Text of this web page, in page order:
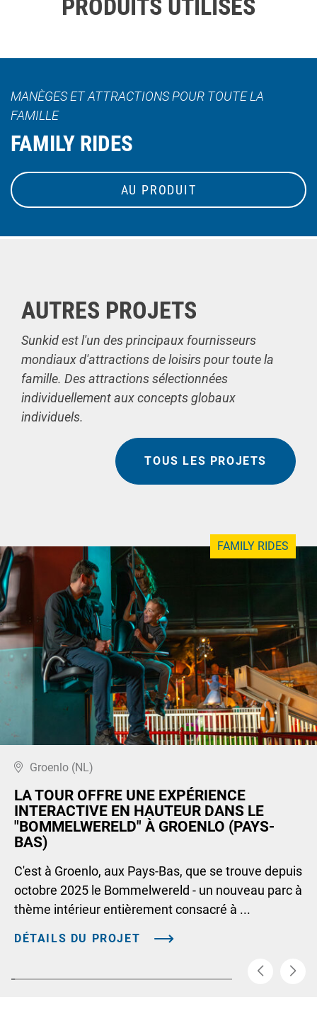
PRODUITS UTILISÉS
MANÈGES ET ATTRACTIONS POUR TOUTE LA
FAMILLE
FAMILY RIDES
AU PRODUIT
AUTRES PROJETS
Sunkid est l'un des principaux fournisseurs
mondiaux d'attractions de loisirs pour toute la
famille. Des attractions sélectionnées
individuellement aux concepts globaux
individuels.
TOUS LES PROJETS
FAMILY RIDES
Groenlo (NL)
LA TOUR OFFRE UNE EXPÉRIENCE
INTERACTIVE EN HAUTEUR DANS LE
"BOMMELWERELD" À GROENLO (PAYS-
BAS)
C'est à Groenlo, aux Pays-Bas, que se trouve depuis
octobre 2025 le Bommelwereld - un nouveau parc à
thème intérieur entièrement consacré à ...
DÉTAILS DU PROJET